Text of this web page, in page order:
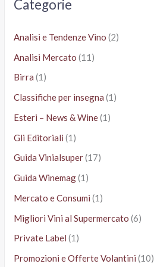
Categorie
Analisi e Tendenze Vino (2)
Analisi Mercato (11)
Birra (1)
Classifiche per insegna (1)
Esteri – News & Wine(1)
Gli Editoriali (1)
Guida Vinialsuper(17)
Guida Winemag(1)
Mercato e Consumi (1)
Migliori Vini al Supermercato (6)
Private Label (1)
Promozioni e Offerte Volantini (10)